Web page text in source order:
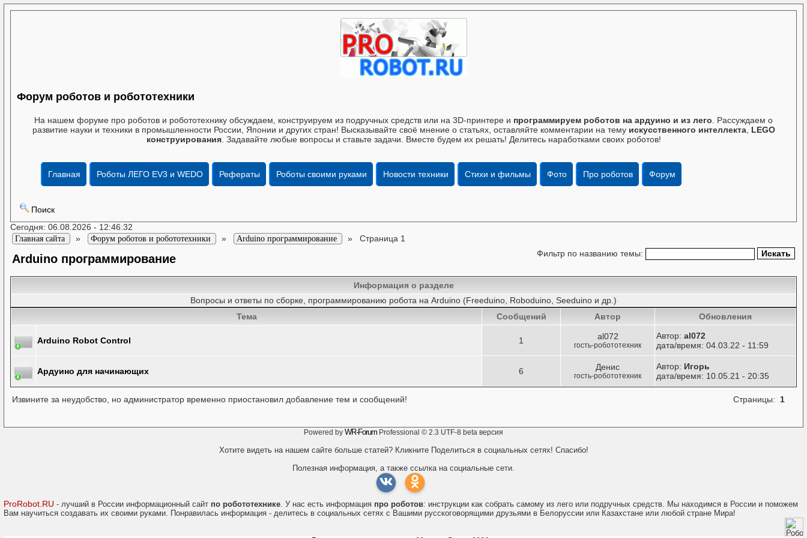
Форум роботов и робототехники
На нашем форуме про роботов и робототехнику обсуждаем, конструируем из подручных средств или на 3D-принтере и программируем роботов на ардуино и из лего . Рассуждаем о
развитие науки и техники в промышленности России, Японии и других стран! Высказывайте своё мнение о статьях, оставляйте комментарии на тему искусственного интеллекта, LEGO
конструирования. Задавайте любые вопросы и ставьте задачи. Вместе будем их решать! Делитесь наработками своих роботов!
Главная Роботы ЛЕГО EV3 и WEDO Рефераты Роботы своими руками Новости техники Стихи и фильмы Фото Про роботов Форум
Поиск
Сегодня: 06.08.2026 - 12:46:32
Главная сайта » Форум роботов и робототехники » Arduino программирование » Страница 1
Arduino программирование Фильтр по названию темы:
Информация о разделе
Вопросы и ответы по сборке, программированию робота на Arduino (Freeduino, Roboduino, Seeduino и др.)
Тема
Cообщений Автор Обновления
Arduino Robot Control 1 al072
гость-робототехник
Автор: al072
дата/время: 04.03.22 - 11:59
Ардуино для начинающих 6 Денис
гость-робототехник
Автор: Игорь
дата/время: 10.05.21 - 20:35
Извините за неудобство, но администратор временно приостановил добавление тем и сообщений! Страницы: 1
Powered by WR-Forum Professional © 2.3 UTF-8 beta версия
Хотите видеть на нашем сайте больше статей? Кликните Поделиться в социальных сетях! Спасибо!
Полезная информация, а также ссылка на социальные сети.
ProRobot.RU - лучший в России информационный сайт по робототехнике. У нас есть информация про роботов: инструкции как собрать самому из лего или подручных средств. Мы находимся в России и поможем
Вам научиться создавать их своими руками. Понравилась информация - делитесь в социальных сетях с Вашими русскоговорящими друзьями в Белоруссии или Казахстане или любой стране Мира!